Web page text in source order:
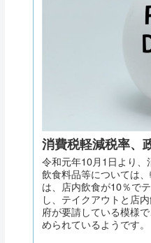
消費税軽減税率、
令和元年10月1日より、
飲食料品等については
は、店内飲食が10％で
し、テイクアウトと店
府が要請している模様
められているようです。